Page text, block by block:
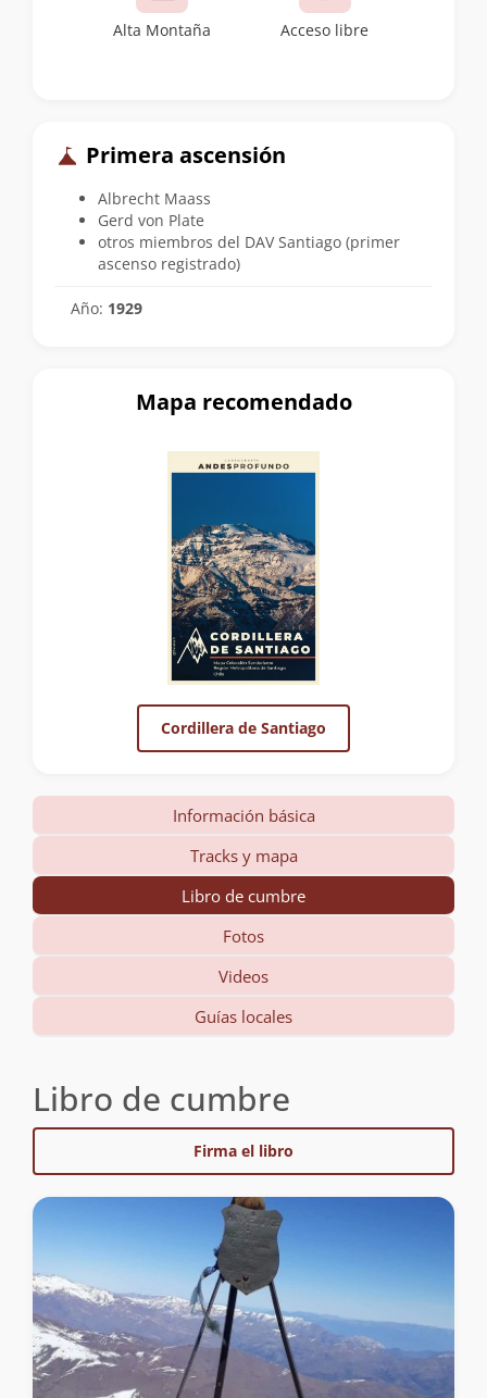
Alta Montaña Acceso libre
Primera ascensión
Albrecht Maass
Gerd von Plate
otros miembros del DAV Santiago (primer
ascenso registrado)
Año: 1929
Mapa recomendado
Cordillera de Santiago
Información básica
Tracks y mapa
Libro de cumbre
Fotos
Videos
Guías locales
Libro de cumbre
Firma el libro